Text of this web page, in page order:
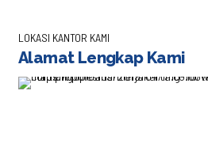
LOKASI KANTOR KAMI
Alamat Lengkap Kami